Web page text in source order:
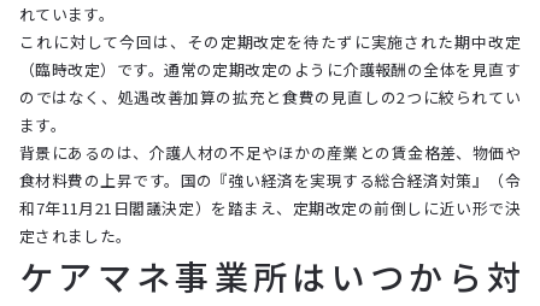
れています。
これに対して今回は、その定期改定を待たずに実施された期中改定
（臨時改定）です。通常の定期改定のように介護報酬の全体を見直す
のではなく、処遇改善加算の拡充と食費の見直しの2つに絞られてい
ます。
背景にあるのは、介護人材の不足やほかの産業との賃金格差、物価や
食材料費の上昇です。国の『強い経済を実現する総合経済対策』（令
和7年11月21日閣議決定）を踏まえ、定期改定の前倒しに近い形で決
定されました。
ケアマネ事業所はいつから対